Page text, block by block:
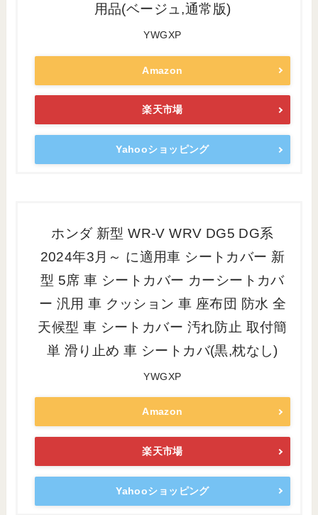
用品(ベージュ,通常版)
YWGXP
Amazon
楽天市場
Yahooショッピング
ホンダ 新型 WR-V WRV DG5 DG系
2024年3月～ に適用車 シートカバー 新
型 5席 車 シートカバー カーシートカバ
ー 汎用 車 クッション 車 座布団 防水 全
天候型 車 シートカバー 汚れ防止 取付簡
単 滑り止め 車 シートカバ(黒,枕なし)
YWGXP
Amazon
楽天市場
Yahooショッピング